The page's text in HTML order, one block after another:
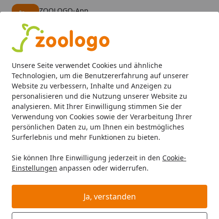
Unsere Seite verwendet Cookies und ähnliche
Technologien, um die Benutzererfahrung auf unserer
Website zu verbessern, Inhalte und Anzeigen zu
personalisieren und die Nutzung unserer Website zu
analysieren. Mit Ihrer Einwilligung stimmen Sie der
Verwendung von Cookies sowie der Verarbeitung Ihrer
persönlichen Daten zu, um Ihnen ein bestmögliches
Surferlebnis und mehr Funktionen zu bieten.
Sie können Ihre Einwilligung jederzeit in den Cookie-
Einstellungen anpassen oder widerrufen.
Ja, verstanden
ZOOLOGO-App
Alle Produkte
Mein Konto
Suchen
Startseite
Aquaristik Aquarienfilter, Pumpen & Zubehör Zubehör
Aqua Rebell - Glass Lily Pipe